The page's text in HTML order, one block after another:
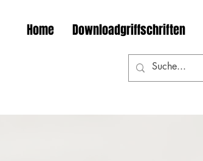
Home Downloadgriffschriften